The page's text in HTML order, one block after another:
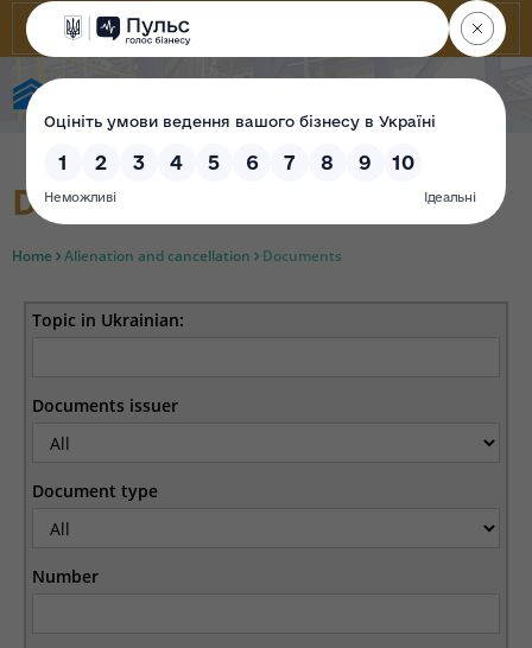
Documents
Home Alienation and cancellation Documents
Topic in Ukrainian:
Documents issuer
Document type
Number